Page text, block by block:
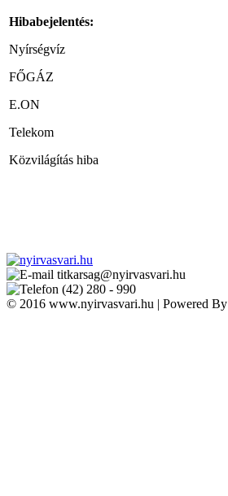
Hibabejelentés:
Nyírségvíz
FŐGÁZ
E.ON
Telekom
Közvilágítás hiba
titkarsag@nyirvasvari.hu
(42) 280 - 990
© 2016 www.nyirvasvari.hu | Powered By